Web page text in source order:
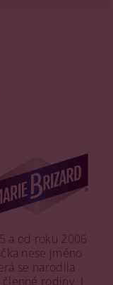
a od roku 2006
nese jméno
se narodila
rodiny. I